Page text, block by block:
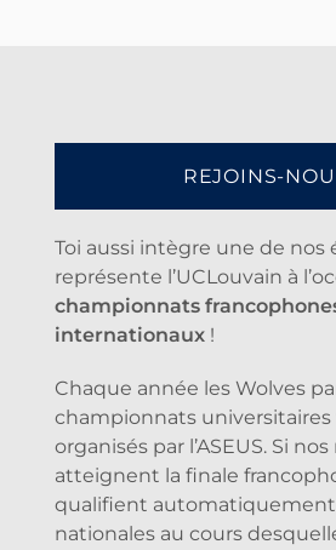
REJOINS-
Toi aussi intègre une de nos
représente l’UCLouvain à
championnats
internationaux !
Chaque année les Wolves
championnats universitaires
organisés par l’ASEUS. Si
atteignent la finale
qualifient automatiquement
nationales au cours